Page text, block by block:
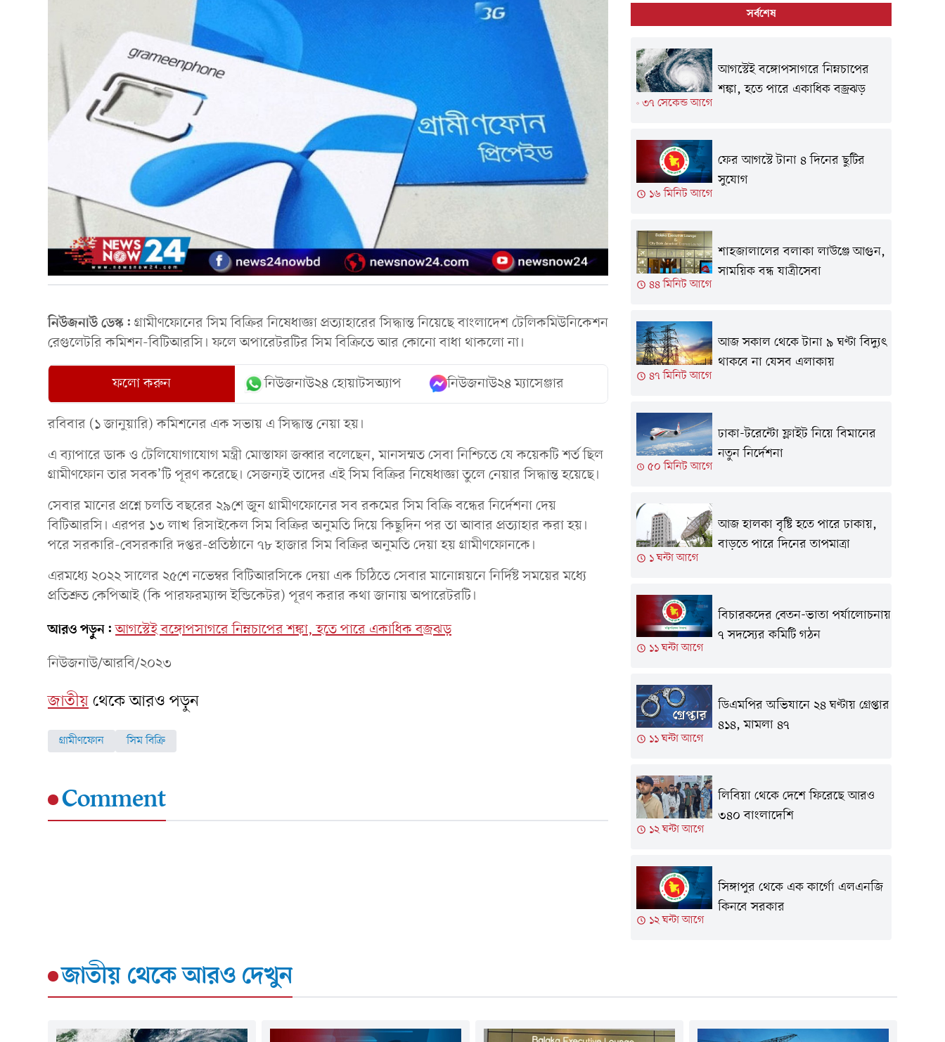
নিউজনাউ ডেস্ক: গ্রামীণফোনের সিম বিক্রির নিষেধাজ্ঞা প্রত্যাহারের সিদ্ধান্ত নিয়েছে বাংলাদেশ টেলিকমিউনিকেশন
রেগুলেটরি কমিশন-বিটিআরসি। ফলে অপারেটরটির সিম বিক্রিতে আর কোনো বাধা থাকলো না।
ফলো করুন নিউজনাউ২৪ হোয়াটসঅ্যাপ নিউজনাউ২৪ ম্যাসেঞ্জার
রবিবার (১ জানুয়ারি) কমিশনের এক সভায় এ সিদ্ধান্ত নেয়া হয়।
এ ব্যাপারে ডাক ও টেলিযোগাযোগ মন্ত্রী মোস্তাফা জব্বার বলেছেন, মানসম্মত সেবা নিশ্চিতে যে কয়েকটি শর্ত ছিল
গ্রামীণফোন তার সবক’টি পূরণ করেছে। সেজন্যই তাদের এই সিম বিক্রির নিষেধাজ্ঞা তুলে নেয়ার সিদ্ধান্ত হয়েছে।
সেবার মানের প্রশ্নে চলতি বছরের ২৯শে জুন গ্রামীণফোনের সব রকমের সিম বিক্রি বন্ধের নির্দেশনা দেয়
বিটিআরসি। এরপর ১৩ লাখ রিসাইকেল সিম বিক্রির অনুমতি দিয়ে কিছুদিন পর তা আবার প্রত্যাহার করা হয়।
পরে সরকারি-বেসরকারি দপ্তর-প্রতিষ্ঠানে ৭৮ হাজার সিম বিক্রির অনুমতি দেয়া হয় গ্রামীণফোনকে।
এরমধ্যে ২০২২ সালের ২৫শে নভেম্বর বিটিআরসিকে দেয়া এক চিঠিতে সেবার মানোন্নয়নে নির্দিষ্ট সময়ের মধ্যে
প্রতিশ্রুত কেপিআই (কি পারফরম্যান্স ইন্ডিকেটর) পূরণ করার কথা জানায় অপারেটরটি।
আরও পড়ুন: আগস্টেই বঙ্গোপসাগরে নিম্নচাপের শঙ্কা, হতে পারে একাধিক বজ্রঝড়
নিউজনাউ/আরবি/২০২৩
জাতীয়থেকে আরও পড়ুন
গ্রামীণফোন সিম বিক্রি
Comment
সর্বশেষ
৩৭ সেকেন্ড আগে
আগস্টেই বঙ্গোপসাগরে নিম্নচাপের
শঙ্কা, হতে পারে একাধিক বজ্রঝড়
১৬ মিনিট আগে
ফের আগস্টে টানা ৪ দিনের ছুটির
সুযোগ
৪৪ মিনিট আগে
শাহজালালের বলাকা লাউঞ্জে আগুন,
সাময়িক বন্ধ যাত্রীসেবা
৪৭ মিনিট আগে
আজ সকাল থেকে টানা ৯ ঘণ্টা বিদ্যুৎ
থাকবে না যেসব এলাকায়
৫০ মিনিট আগে
ঢাকা-টরেন্টো ফ্লাইট নিয়ে বিমানের
নতুন নির্দেশনা
১ ঘন্টা আগে
আজ হালকা বৃষ্টি হতে পারে ঢাকায়,
বাড়তে পারে দিনের তাপমাত্রা
১১ ঘন্টা আগে
বিচারকদের বেতন-ভাতা পর্যালোচনায়
৭ সদস্যের কমিটি গঠন
১১ ঘন্টা আগে
ডিএমপির অভিযানে ২৪ ঘণ্টায় গ্রেপ্তার
৪১৪, মামলা ৪৭
১২ ঘন্টা আগে
লিবিয়া থেকে দে‌শে ফি‌রে‌ছে আরও
৩৪০ বাংলাদেশি
১২ ঘন্টা আগে
সিঙ্গাপুর থেকে এক কার্গো এলএনজি
কিনবে সরকার
জাতীয় থেকে আরও দেখুন